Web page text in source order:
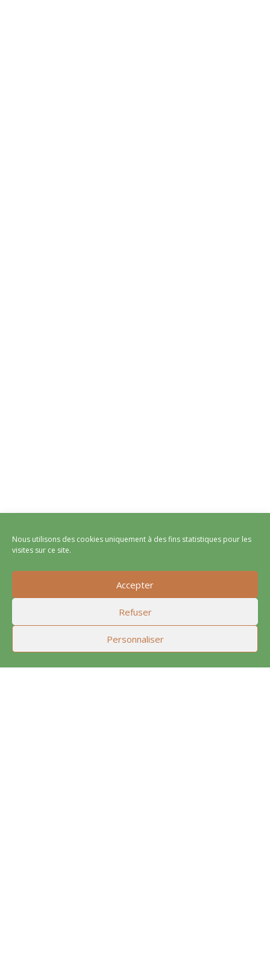
Nous utilisons des cookies uniquement à des fins statistiques pour les
visites sur ce site.
Accepter
Refuser
Personnaliser